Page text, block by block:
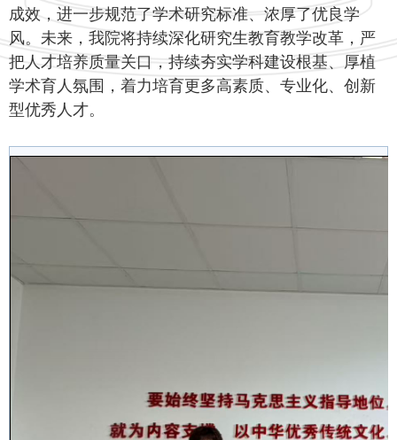
成效，进一步规范了学术研究标准、浓厚了优良学
风。未来，我院将持续深化研究生教育教学改革，严
把人才培养质量关口，持续夯实学科建设根基、厚植
学术育人氛围，着力培育更多高素质、专业化、创新
型优秀人才。